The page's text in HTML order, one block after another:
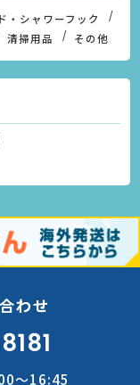
・シャワーフック
清掃用品 その他
わせ
～16:45